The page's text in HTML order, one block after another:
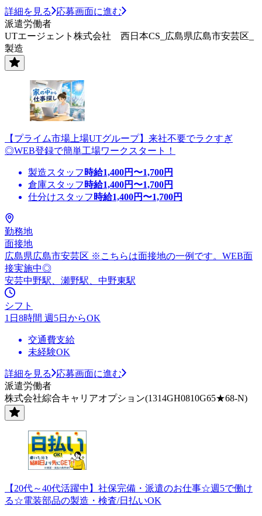
詳細を見る
応募画面に進む
派遣労働者
UTエージェント株式会社 西日本CS_広島県広島市安芸区_
製造
【プライム市場上場UTグループ】来社不要でラクすぎ
◎WEB登録で簡単工場ワークスタート！
製造スタッフ 時給1,400円〜1,700円
倉庫スタッフ 時給1,400円〜1,700円
仕分けスタッフ 時給1,400円〜1,700円
勤務地
面接地
広島県広島市安芸区 ※こちらは面接地の一例です。WEB面
接実施中◎
安芸中野駅、瀬野駅、中野東駅
シフト
1日8時間 週5日からOK
交通費支給
未経験OK
詳細を見る
応募画面に進む
派遣労働者
株式会社綜合キャリアオプション(1314GH0810G65★68-N)
【20代～40代活躍中】社保完備・派遣のお仕事☆週5で働け
る☆電装部品の製造・検査/日払いOK